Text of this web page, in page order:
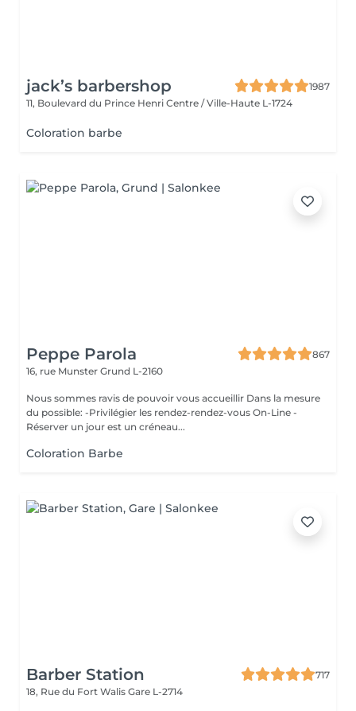
jack’s barbershop
1987
11, Boulevard du Prince Henri Centre / Ville-Haute L-1724
Coloration barbe
Peppe Parola
867
16, rue Munster Grund L-2160
Nous sommes ravis de pouvoir vous accueillir Dans la mesure
du possible: -Privilégier les rendez-rendez-vous On-Line -
Réserver un jour est un créneau...
Coloration Barbe
Barber Station
717
18, Rue du Fort Walis Gare L-2714